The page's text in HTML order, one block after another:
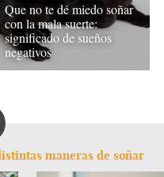
Que no te dé miedo soñar
con la mala suerte:
significado de sueños
negativos
maneras de soñar